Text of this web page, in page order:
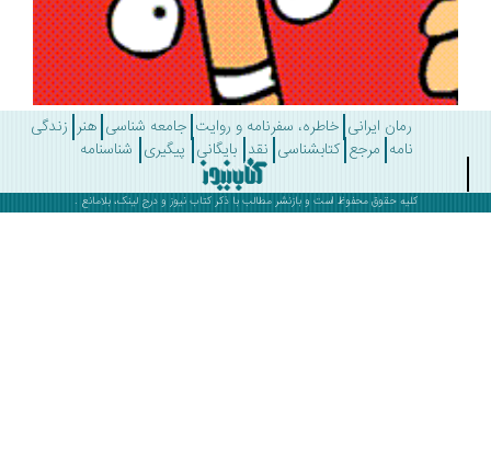
رمان ایرانی خاطره، سفرنامه و روایت جامعه شناسی هنر زندگی
مرجع کتابشناسی نقد بایگانی پیگیری شناسنامه
کلیه حقوق محفوظ است و بازنشر مطالب با ذکرکتاب نیوزو درج لینک، بلامانع .